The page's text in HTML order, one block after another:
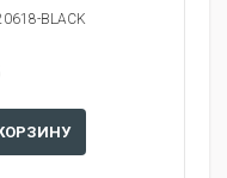
BLACK